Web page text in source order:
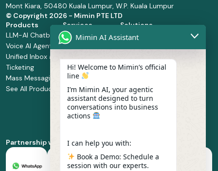
Mont Kiara, 50480 Kuala Lumpur, W.P. Kuala Lumpur
© Copyright 2026 - Mimin PTE LTD
Products
LLM-AI Chatbot
Voice AI Agents
Unified Inbox and
Ticketing
Mass Messaging
See All Products
Services
Solution Design
and
Manage Service
Integration
Service
Implementation
Whatsapp
Business Platform
Solutions
Retail and
Health and
Food and
Beverage
Partnership with
Mimin AI Assistant
Hi! Welcome to Mimin’s official
line
I’m Mimin AI, your agentic
assistant designed to turn
conversations into business
actions
I can help you with:
Book a Demo: Schedule a
session with our experts.